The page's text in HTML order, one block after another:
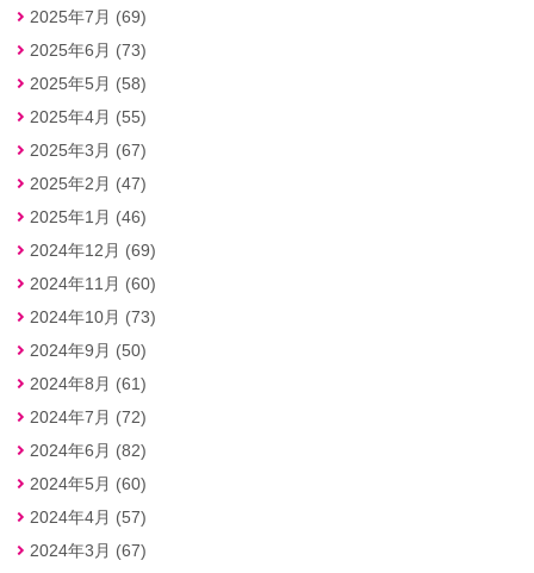
2025年7月 (69)
2025年6月 (73)
2025年5月 (58)
2025年4月 (55)
2025年3月 (67)
2025年2月 (47)
2025年1月 (46)
2024年12月 (69)
2024年11月 (60)
2024年10月 (73)
2024年9月 (50)
2024年8月 (61)
2024年7月 (72)
2024年6月 (82)
2024年5月 (60)
2024年4月 (57)
2024年3月 (67)